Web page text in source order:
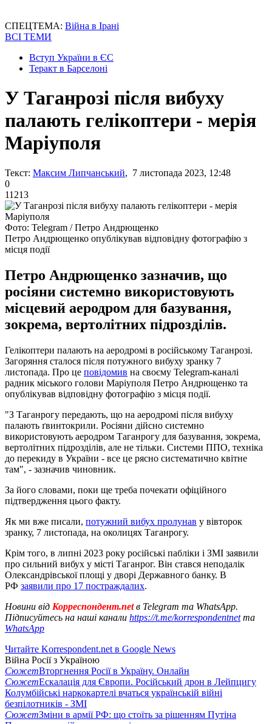
СПЕЦТЕМА: Війна в Ірані
ВСІ ТЕМИ
Вступ України в ЄС
Теракт в Барселоні
У Таганрозі після вибуху
палають гелікоптери - мерія
Маріуполя
Текст: Максим Липчанський, 7 листопада 2023, 12:48
0
11213
Фото: Telegram / Петро Андрющенко
Петро Андрющенко опублікував відповідну фотографію з
місця події
Петро Андрющенко зазначив, що
росіяни системно використовують
місцевий аеродром для базування,
зокрема, вертолітних підрозділів.
Гелікоптери палають на аеродромі в російському Таганрозі.
Загоряння сталося після потужного вибуху зранку 7
листопада. Про це повідомив на своєму Telegram-каналі
радник міського голови Маріуполя Петро Андрющенко та
опублікував відповідну фотографію з місця події.
"З Таганрогу передають, що на аеродромі після вибуху
палають ґвинтокрили. Росіяни дійсно системно
використовують аеродром Таганрогу для базування, зокрема,
вертолітних підрозділів, але не тільки. Системи ППО, техніка
до перекиду в України - все це рясно систематично квітне
там", - зазначив чиновник.
За його словами, поки ще треба почекати офіційного
підтвердження цього факту.
Як ми вже писали, потужний вибух пролунав у вівторок
зранку, 7 листопада, на околицях Таганрогу.
Крім того, в липні 2023 року російські пабліки і ЗМІ заявили
про сильний вибух у місті Таганрог. Він стався неподалік
Олександрівської площі у дворі Державного банку. В
РФ заявили про 17 постраждалих.
Новини від Корреспондент.netв Telegram та WhatsApp.
Підписуйтесь на наші канали https://t.me/korrespondentnetта
WhatsApp
Читайте Korrespondent.net в Google News
Війна Росії з Україною
СюжетВторгнення Росії в Україну. Онлайн
СюжетЕскалація для Європи. Російський дрон в Лейпцигу
Колумбійські наркокартелі вчаться українській війні
безпілотників - ЗМІ
СюжетЗміни в армії РФ: що стоїть за рішенням Путіна